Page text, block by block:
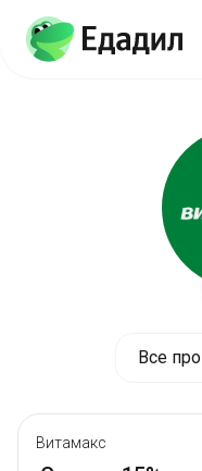
Все
Витамакс